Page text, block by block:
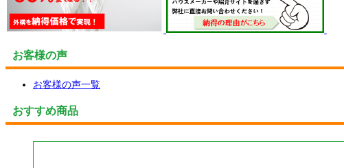
お客様の声
お客様の声一覧
おすすめ商品